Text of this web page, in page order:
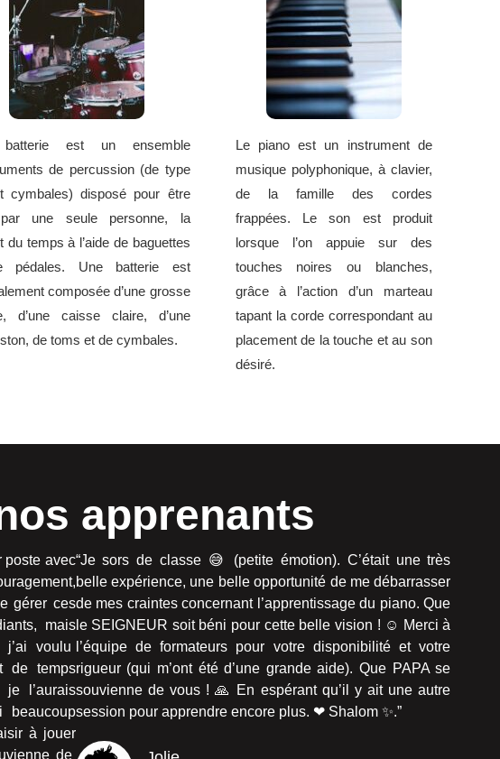
est un ensemble
de percussion (de type
cymbales) disposé pour être
une seule personne, la
du temps à l’aide de baguettes
pédales. Une batterie est
composée d’une grosse
d’une caisse claire, d’une
de toms et de cymbales.
Le piano est un instrument de
musique polyphonique, à clavier,
de la famille des cordes
frappées. Le son est produit
lorsque l’on appuie sur des
touches noires ou blanches,
grâce à l’action d’un marteau
tapant la corde correspondant au
placement de la touche et au son
désiré.
apprenants
poste avec
gérer ces
mais
voulu
de temps
je l’aurais
beaucoup
à jouer
de
“Je sors de classe 😅 (petite émotion). C’était une très
belle expérience, une belle opportunité de me débarrasser
de mes craintes concernant l’apprentissage du piano. Que
le SEIGNEUR soit béni pour cette belle vision ! ☺ Merci à
l’équipe de formateurs pour votre disponibilité et votre
rigueur (qui m’ont été d’une grande aide). Que PAPA se
souvienne de vous ! 🙏 En espérant qu’il y ait une autre
session pour apprendre encore plus. ❤ Shalom ✨.”